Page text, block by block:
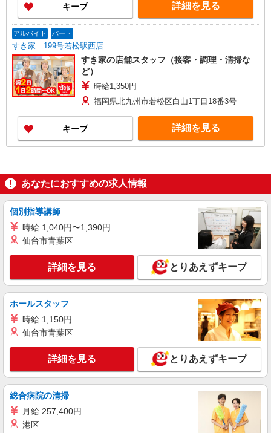
キープ 詳細を見る
アルバイト パート
すき家 199号若松駅西店
すき家の店舗スタッフ（接客・調理・清掃な
ど）
時給1,350円
福岡県北九州市若松区白山1丁目18番3号
キープ 詳細を見る
あなたにおすすめの求人情報
個別指導講師
時給 1,040円〜1,390円
仙台市青葉区
詳細を見る とりあえずキープ
ホールスタッフ
時給 1,150円
仙台市青葉区
詳細を見る とりあえずキープ
総合病院の清掃
月給 257,400円
港区